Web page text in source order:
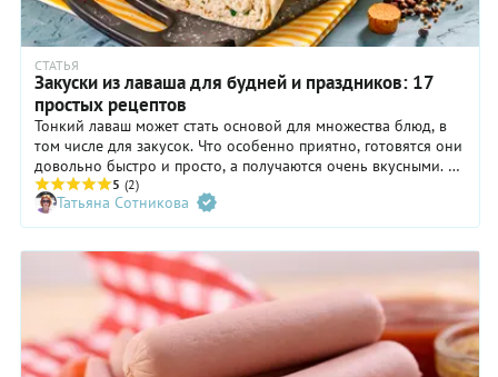
СТАТЬЯ
Закуски из лаваша для будней и праздников: 17
простых рецептов
Тонкий лаваш может стать основой для множества блюд, в
том числе для закусок. Что особенно приятно, готовятся они
довольно быстро и просто, а получаются очень вкусными. Из
лаваша можно сделать горячие конвертики, пиццу, ленивые
хачапури, чебуреки, роллы, оригинальные чипсы и много
других угощений. Все пошаговые рецепты найдете в нашей
подборке.
5 (2)
Татьяна Сотникова